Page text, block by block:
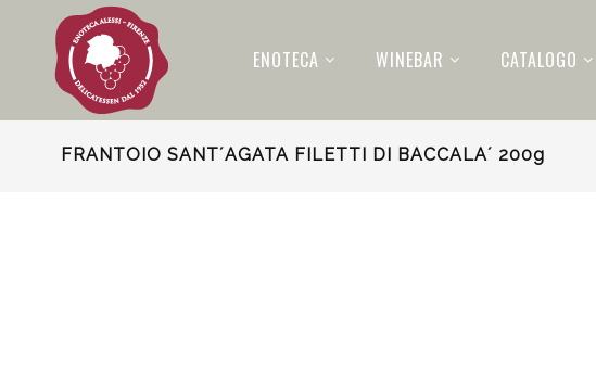
ENOTECA WINEBAR CATALOGO
FRANTOIO SANT´AGATA FILETTI DI BACCALA´ 200g